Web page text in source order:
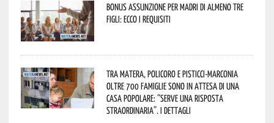
Bonus assunzione per madri di almeno tre
figli: ecco i requisiti
Tra Matera, Policoro e Pisticci-Marconia
oltre 700 famiglie sono in attesa di una
casa popolare: “serve una risposta
straordinaria”. I dettagli